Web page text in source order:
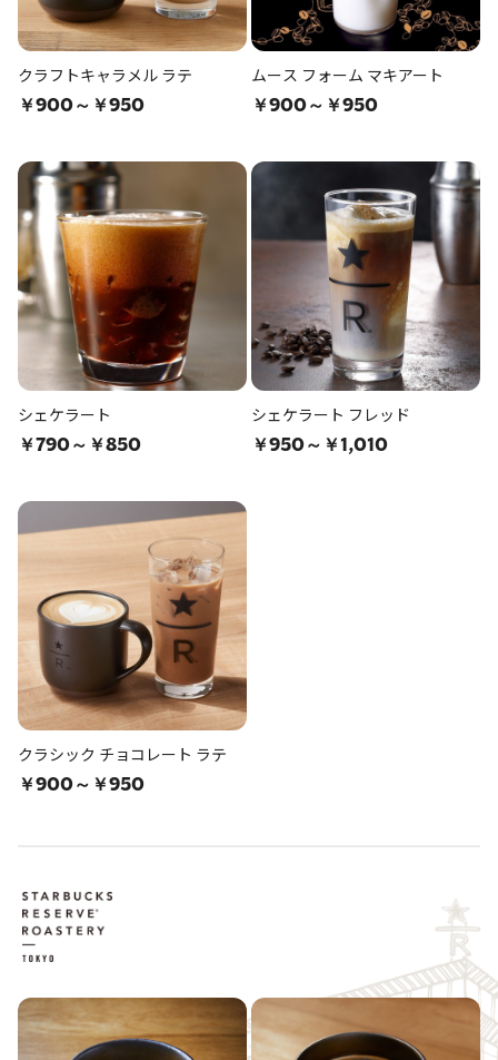
クラフトキャラメル ラテ
￥900～￥950
ムース フォーム マキアート
￥900～￥950
シェケラート
￥790～￥850
シェケラート フレッド
￥950～￥1,010
クラシック チョコレート ラテ
￥900～￥950